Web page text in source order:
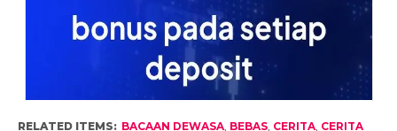
RELATED ITEMS: BACAAN DEWASA, BEBAS, CERITA, CERITA